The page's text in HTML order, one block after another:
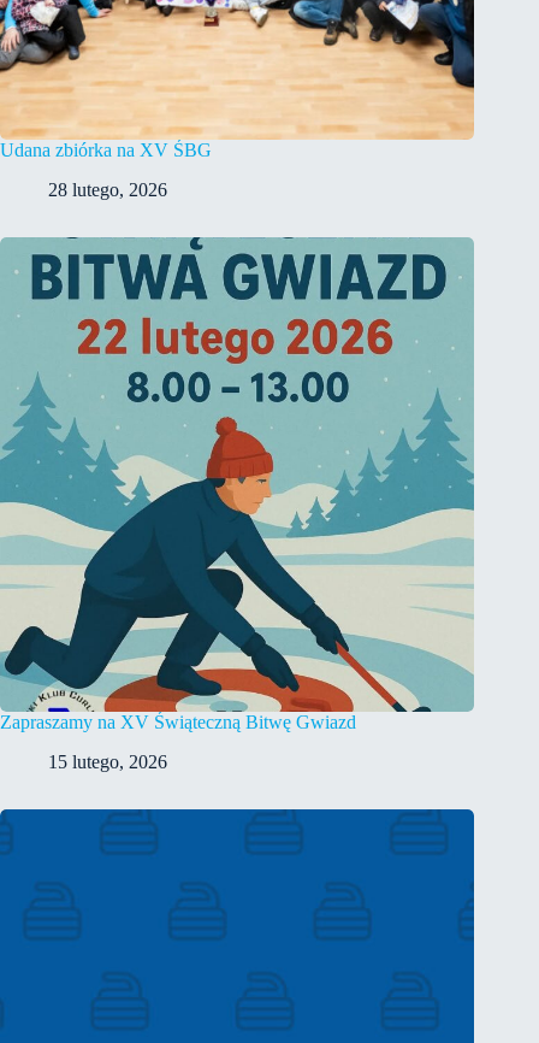
Udana zbiórka na XV ŚBG
28 lutego, 2026
Zapraszamy na XV Świąteczną Bitwę Gwiazd
15 lutego, 2026